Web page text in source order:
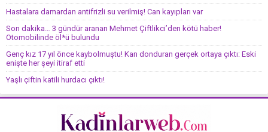
Hastalara damardan antifrizli su verilmiş! Can kayıpları var
Son dakika… 3 gündür aranan Mehmet Çiftlikci’den kötü haber!
Otomobilinde öl*ü bulundu
Genç kız 17 yıl önce kaybolmuştu! Kan donduran gerçek ortaya çıktı: Eski
enişte her şeyi itiraf etti
Yaşlı çiftin katili hurdacı çıktı!